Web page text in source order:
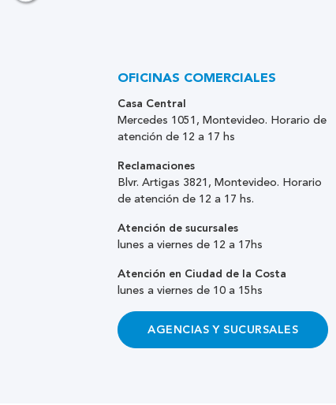
OFICINAS COMERCIALES
Casa Central
Mercedes 1051, Montevideo. Horario de
atención de 12 a 17 hs
Reclamaciones
Blvr. Artigas 3821, Montevideo. Horario
de atención de 12 a 17 hs.
Atención de sucursales
lunes a viernes de 12 a 17hs
Atención en Ciudad de la Costa
lunes a viernes de 10 a 15hs
AGENCIAS Y SUCURSALES